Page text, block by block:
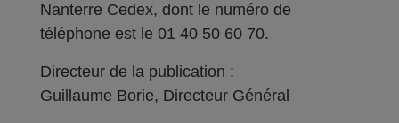
Nanterre Cedex, dont le numéro de
téléphone est le 01 40 50 60 70.
Directeur de la publication :
Guillaume Borie, Directeur Général